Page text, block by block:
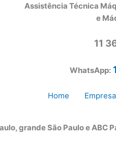
Assistência Técnica
e
11
WhatsApp:
Home Empresa
grande São Paulo e ABC